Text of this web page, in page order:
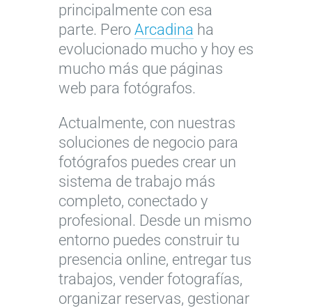
principalmente con esa
parte. Pero Arcadina ha
evolucionado mucho y hoy es
mucho más que páginas
web para fotógrafos.
Actualmente, con nuestras
soluciones de negocio para
fotógrafos puedes crear un
sistema de trabajo más
completo, conectado y
profesional. Desde un mismo
entorno puedes construir tu
presencia online, entregar tus
trabajos, vender fotografías,
organizar reservas, gestionar